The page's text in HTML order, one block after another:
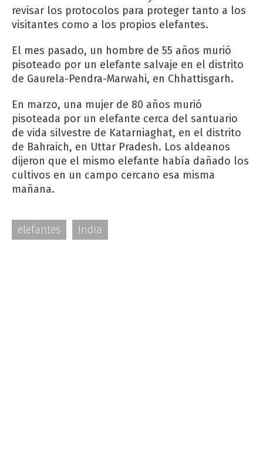
revisar los protocolos para proteger tanto a los
visitantes como a los propios elefantes.
El mes pasado, un hombre de 55 años murió
pisoteado por un elefante salvaje en el distrito
de Gaurela-Pendra-Marwahi, en Chhattisgarh.
En marzo, una mujer de 80 años murió
pisoteada por un elefante cerca del santuario
de vida silvestre de Katarniaghat, en el distrito
de Bahraich, en Uttar Pradesh. Los aldeanos
dijeron que el mismo elefante había dañado los
cultivos en un campo cercano esa misma
mañana.
elefantes India